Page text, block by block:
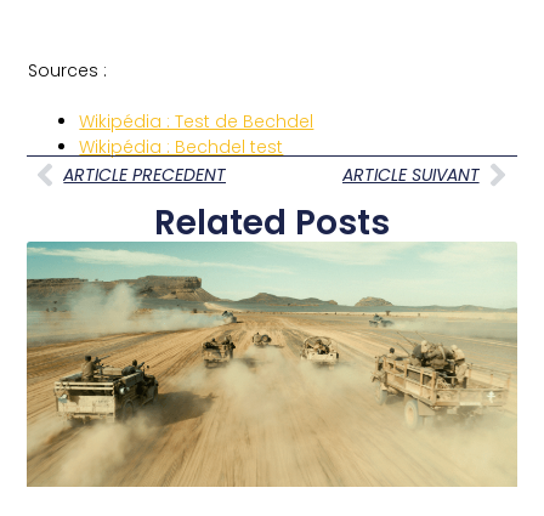
Sources :
Wikipédia : Test de Bechdel
Wikipédia : Bechdel test
ARTICLE PRECEDENT
ARTICLE SUIVANT
Related Posts